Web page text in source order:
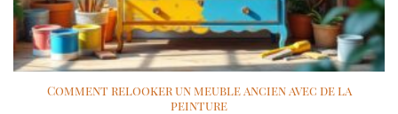
Comment relooker un meuble ancien avec de la
peinture